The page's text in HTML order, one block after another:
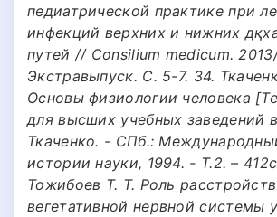
педиатрической практике при
инфекций верхних и нижних
путей // Consilium medicum.
Экстравыпуск. С. 5-7. 34.
Основы физиологии человека
для высших учебных заведений
Ткаченко. - СПб.:
истории науки, 1994. - Т.2. –
Тожибоев Т. Т. Роль расстройств
вегетативной нервной системы